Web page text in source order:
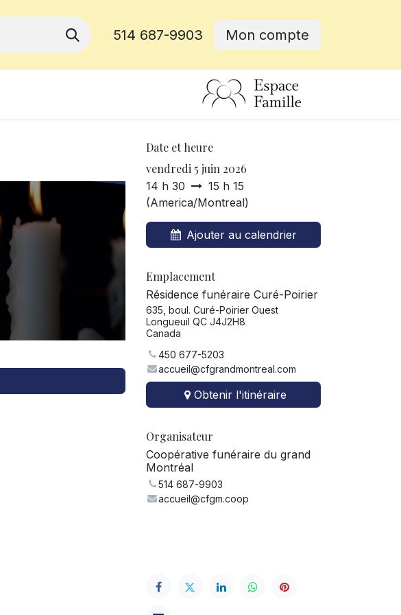
514 687-9903 Mon compte
Date et heure
vendredi 5 juin 2026
14 h 30
15 h 15
(America/Montreal)
Ajouter au calendrier
Emplacement
Résidence funéraire Curé-Poirier
635, boul. Curé-Poirier Ouest
Longueuil QC J4J2H8
Canada
450 677-5203
accueil@cfgrandmontreal.com
Obtenir l'itinéraire
Organisateur
Coopérative funéraire du grand
Montréal
514 687-9903
accueil@cfgm.coop